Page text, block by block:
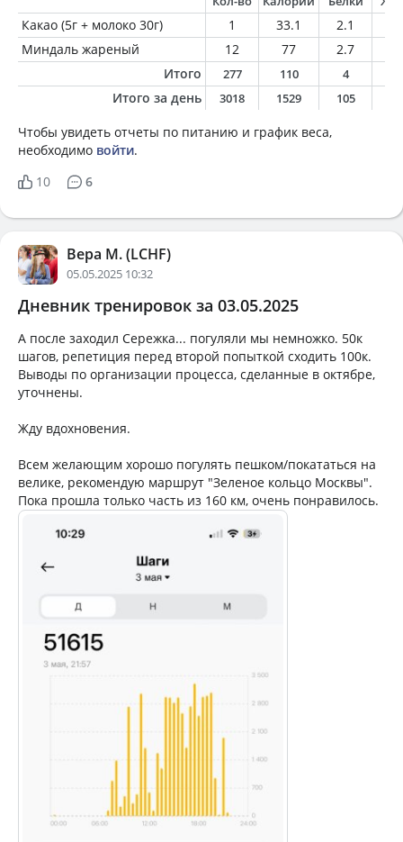
Какао (5г + молоко 30г) 1 33.1 2.1
Миндаль жареный
12 77 2.7
Итого
277 110 4
Итого за день 3018 1529 105
Чтобы увидеть отчеты по питанию и график веса,
необходимо войти.
10
6
Вера М. (LCHF)
05.05.2025 10:32
Дневник тренировок за 03.05.2025
А после заходил Сережка... погуляли мы немножко. 50к
шагов, репетиция перед второй попыткой сходить 100к.
Выводы по организации процесса, сделанные в октябре,
уточнены.
Жду вдохновения.
Всем желающим хорошо погулять пешком/покататься на
велике, рекомендую маршрут "Зеленое кольцо Москвы".
Пока прошла только часть из 160 км, очень понравилось.